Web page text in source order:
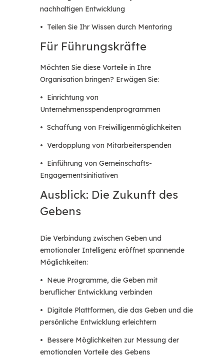
nachhaltigen Entwicklung
• Teilen Sie Ihr Wissen durch Mentoring
Für Führungskräfte
Möchten Sie diese Vorteile in Ihre
Organisation bringen? Erwägen Sie:
• Einrichtung von
Unternehmensspendenprogrammen
• Schaffung von Freiwilligenmöglichkeiten
• Verdopplung von Mitarbeiterspenden
• Einführung von Gemeinschafts-
Engagementsinitiativen
Ausblick: Die Zukunft des
Gebens
Die Verbindung zwischen Geben und
emotionaler Intelligenz eröffnet spannende
Möglichkeiten:
• Neue Programme, die Geben mit
beruflicher Entwicklung verbinden
• Digitale Plattformen, die das Geben und die
persönliche Entwicklung erleichtern
• Bessere Möglichkeiten zur Messung der
emotionalen Vorteile des Gebens